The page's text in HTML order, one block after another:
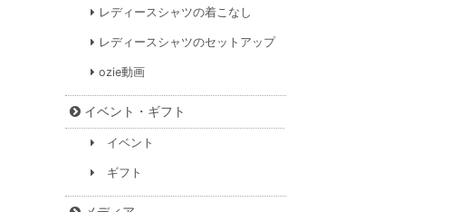
レディースシャツの着こなし
レディースシャツのセットアップ
ozie動画
イベント・ギフト
イベント
ギフト